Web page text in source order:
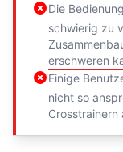
Die
schwierig zu
erschweren
Einige
nicht so